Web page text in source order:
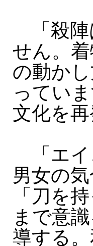
「殺陣
せん。
の動か
ってい
文化を
「エイ
男女の
「刀を
まで意
導する